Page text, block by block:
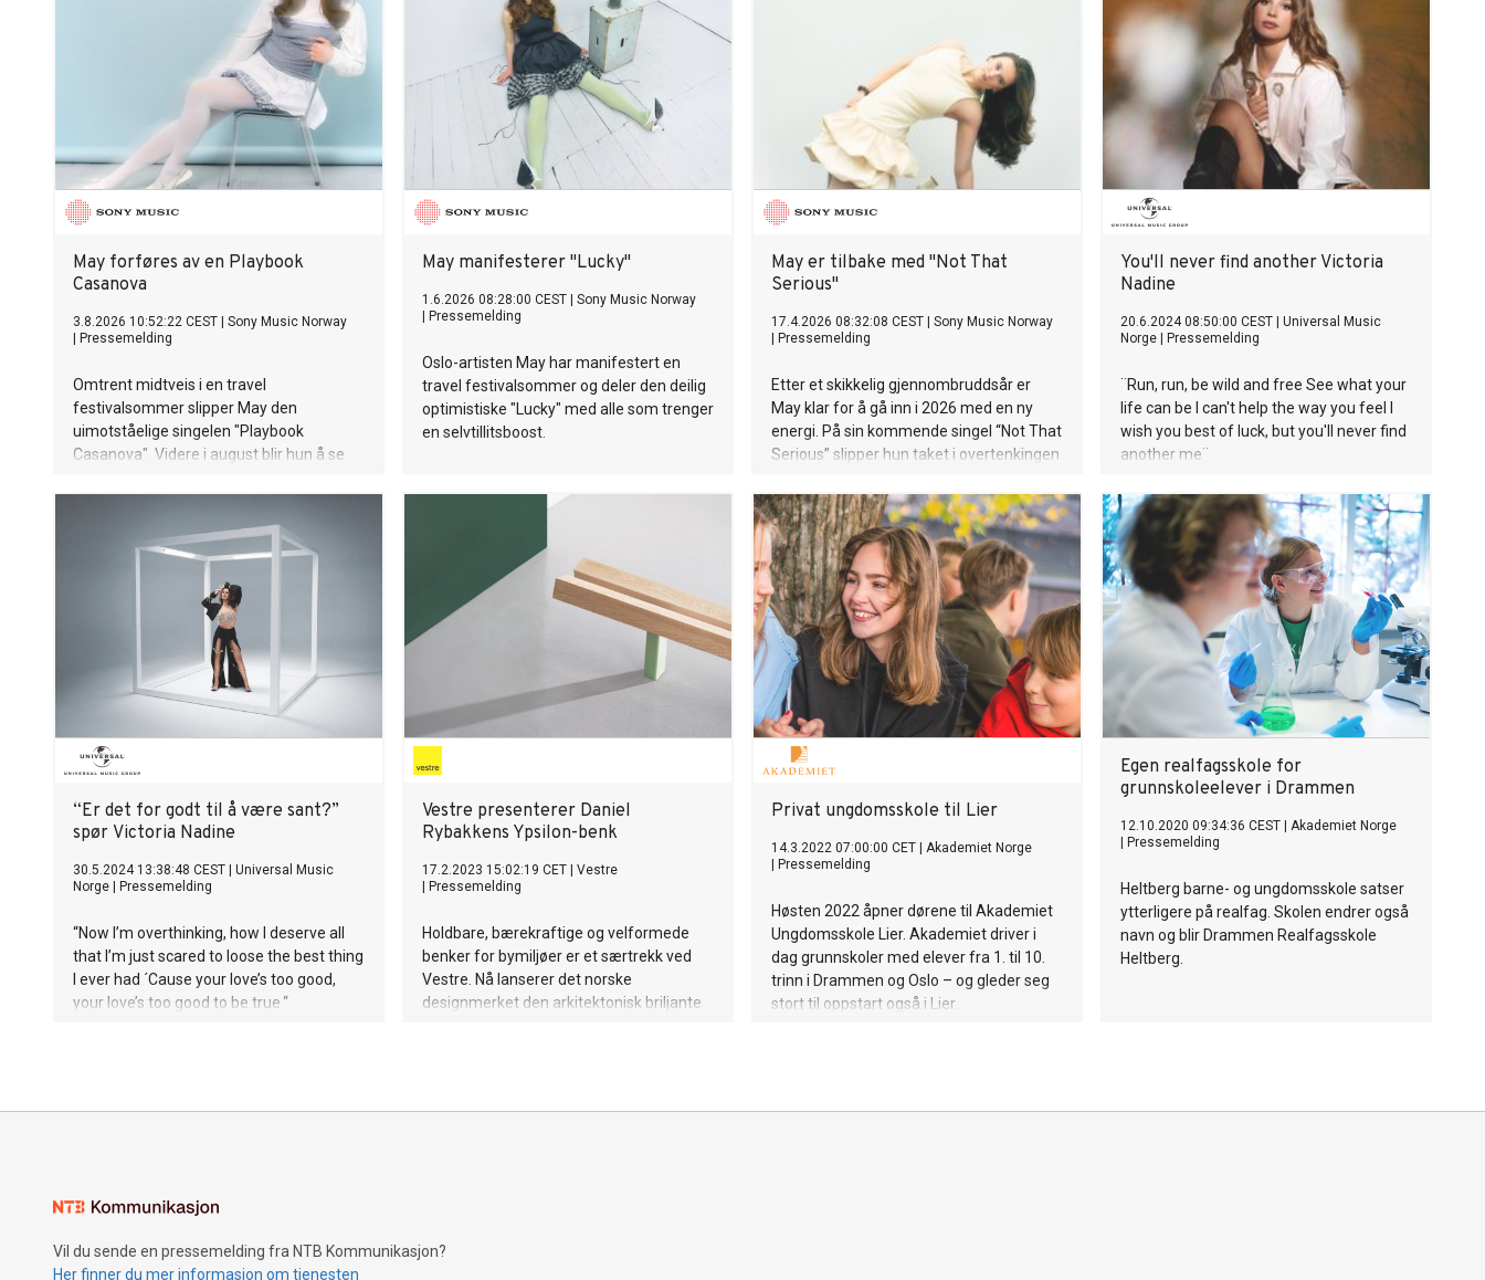
May forføres av en Playbook
Casanova
3.8.2026 10:52:22 CEST
Sony Music Norway
Pressemelding
Omtrent midtveis i en travel
festivalsommer slipper May den
uimotståelige singelen "Playbook
Casanova". Videre i august blir hun å se
i Drammen (22) og Rakettnatt i Tromsø
(28). Og 5. september avslutter hun
festivalsesongen med Spirefest i
May manifesterer "Lucky"
1.6.2026 08:28:00 CEST
Sony Music Norway
Pressemelding
Oslo-artisten May har manifestert en
travel festivalsommer og deler den deilig
optimistiske "Lucky" med alle som trenger
en selvtillitsboost.
May er tilbake med "Not That
Serious"
17.4.2026 08:32:08 CEST
Sony Music Norway
Pressemelding
Etter et skikkelig gjennombruddsår er
May klar for å gå inn i 2026 med en ny
energi. På sin kommende singel “Not That
Serious” slipper hun taket i overtenkingen
lekent enn vi har hørt fra henne før.
You'll never find another Victoria
Nadine
20.6.2024 08:50:00 CEST
Universal Music
Norge
Pressemelding
¨Run, run, be wild and free See what your
life can be I can't help the way you feel I
wish you best of luck, but you'll never find
another me¨
“Er det for godt til å være sant?”
spør Victoria Nadine
30.5.2024 13:38:48 CEST
Universal Music
Norge
Pressemelding
“Now I’m overthinking, how I deserve all
that I’m just scared to loose the best thing
I ever had ´Cause your love’s too good,
your love’s too good to be true “
Vestre presenterer Daniel
Rybakkens Ypsilon-benk
17.2.2023 15:02:19 CET
Vestre
Pressemelding
Holdbare, bærekraftige og velformede
benker for bymiljøer er et særtrekk ved
Vestre. Nå lanserer det norske
designmerket den arkitektonisk briljante
Privat ungdomsskole til Lier
14.3.2022 07:00:00 CET
Akademiet Norge
Pressemelding
Høsten 2022 åpner dørene til Akademiet
Ungdomsskole Lier. Akademiet driver i
dag grunnskoler med elever fra 1. til 10.
trinn i Drammen og Oslo – og gleder seg
stort til oppstart også i Lier.
Egen realfagsskole for
grunnskoleelever i Drammen
12.10.2020 09:34:36 CEST
Akademiet Norge
Pressemelding
Heltberg barne- og ungdomsskole satser
ytterligere på realfag. Skolen endrer også
navn og blir Drammen Realfagsskole
Heltberg.
Vil du sende en pressemelding fra NTB Kommunikasjon?
Her finner du mer informasjon om tjenesten